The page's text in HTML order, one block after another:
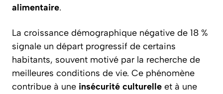
alimentaire.
La croissance démographique négative de 18 %
signale un départ progressif de certains
habitants, souvent motivé par la recherche de
meilleures conditions de vie. Ce phénomène
contribue à une insécurité culturelle et à une